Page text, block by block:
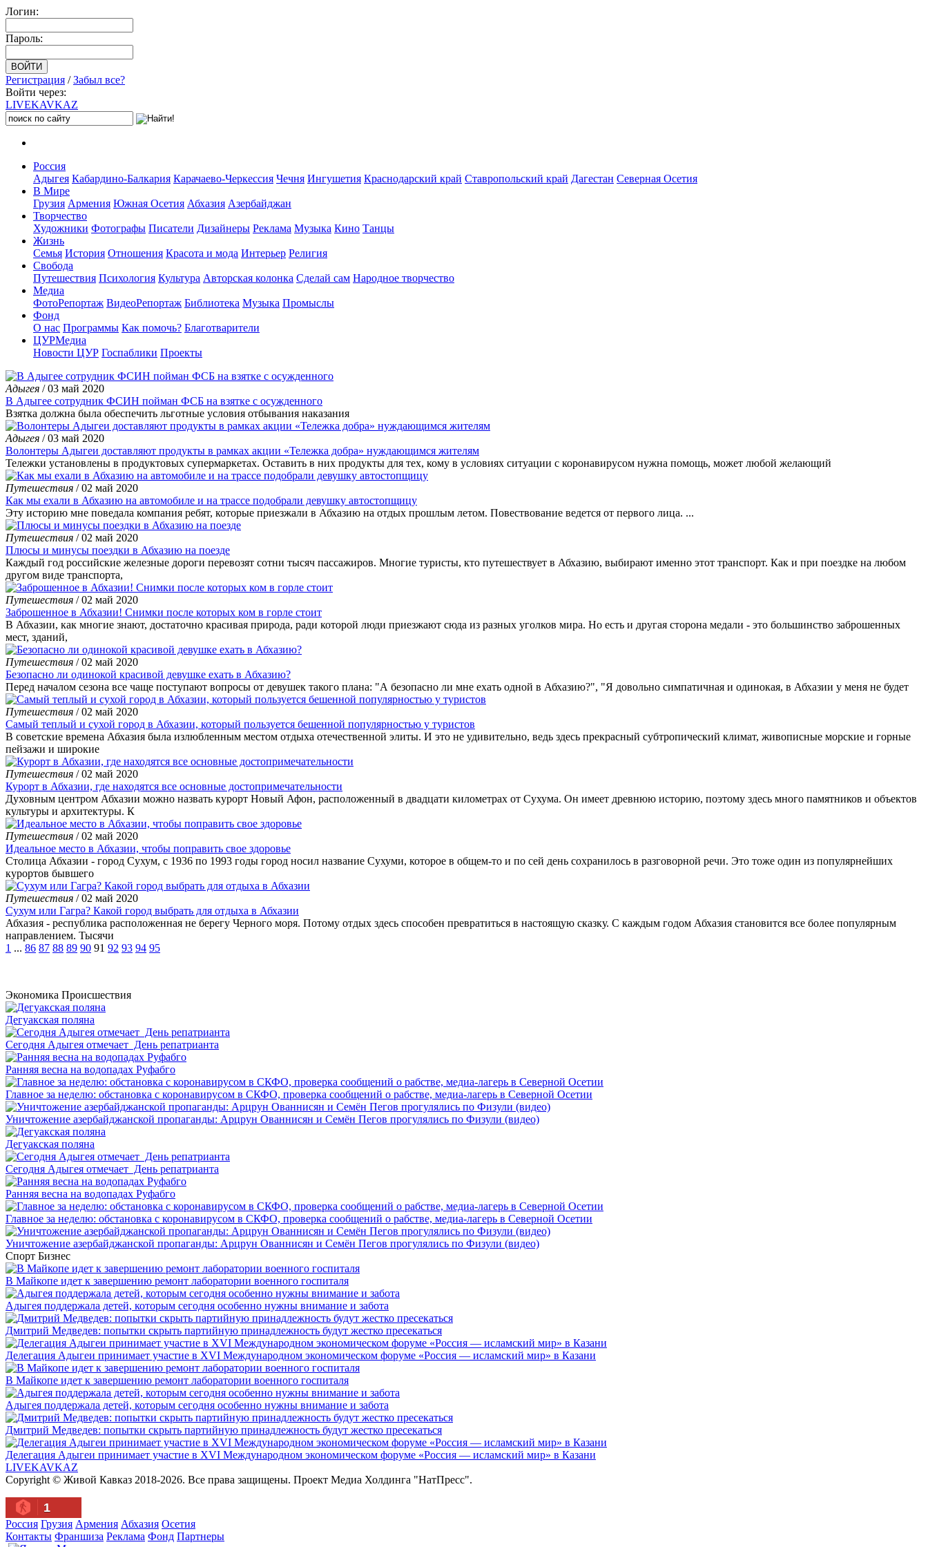
Логин:
Пароль:
Регистрация /Забыл все?
Войти через:
LIVEKAVKAZ
Россия
Адыгея Кабардино-Балкария Карачаево-Черкессия Чечня Ингушетия Краснодарский край Ставропольский край Дагестан Северная Осетия
В Мире
Грузия Армения Южная Осетия Абхазия Азербайджан
Творчество
Художники Фотографы Писатели Дизайнеры Реклама Музыка Кино Танцы
Жизнь
Семья История Отношения Красота и мода Интерьер Религия
Свобода
Путешествия Психология Культура Авторская колонка Сделай сам Народное творчество
Медиа
ФотоРепортаж ВидеоРепортаж Библиотека Музыка Промыслы
Фонд
О нас Программы Как помочь? Благотварители
ЦУРМедиа
Новости ЦУР Госпаблики Проекты
Адыгея / 03 май 2020
В Адыгее сотрудник ФСИН пойман ФСБ на взятке с осужденного
Взятка должна была обеспечить льготные условия отбывания наказания
Адыгея / 03 май 2020
Волонтеры Адыгеи доставляют продукты в рамках акции «Тележка добра» нуждающимся жителям
Тележки установлены в продуктовых супермаркетах. Оставить в них продукты для тех, кому в условиях ситуации с коронавирусом нужна помощь, может любой желающий
Путешествия / 02 май 2020
Как мы ехали в Абхазию на автомобиле и на трассе подобрали девушку автостопщицу
Эту историю мне поведала компания ребят, которые приезжали в Абхазию на отдых прошлым летом. Повествование ведется от первого лица. ...
Путешествия / 02 май 2020
Плюсы и минусы поездки в Абхазию на поезде
Каждый год российские железные дороги перевозят сотни тысяч пассажиров. Многие туристы, кто путешествует в Абхазию, выбирают именно этот транспорт. Как и при поездке на любом
другом виде транспорта,
Путешествия / 02 май 2020
Заброшенное в Абхазии! Снимки после которых ком в горле стоит
В Абхазии, как многие знают, достаточно красивая природа, ради которой люди приезжают сюда из разных уголков мира. Но есть и другая сторона медали - это большинство заброшенных
мест, зданий,
Путешествия / 02 май 2020
Безопасно ли одинокой красивой девушке ехать в Абхазию?
Перед началом сезона все чаще поступают вопросы от девушек такого плана: "А безопасно ли мне ехать одной в Абхазию?", "Я довольно симпатичная и одинокая, в Абхазии у меня не будет
Путешествия / 02 май 2020
Самый теплый и сухой город в Абхазии, который пользуется бешенной популярностью у туристов
В советские времена Абхазия была излюбленным местом отдыха отечественной элиты. И это не удивительно, ведь здесь прекрасный субтропический климат, живописные морские и горные
пейзажи и широкие
Путешествия / 02 май 2020
Курорт в Абхазии, где находятся все основные достопримечательности
Духовным центром Абхазии можно назвать курорт Новый Афон, расположенный в двадцати километрах от Сухума. Он имеет древнюю историю, поэтому здесь много памятников и объектов
культуры и архитектуры. К
Путешествия / 02 май 2020
Идеальное место в Абхазии, чтобы поправить свое здоровье
Столица Абхазии - город Сухум, с 1936 по 1993 годы город носил название Сухуми, которое в общем-то и по сей день сохранилось в разговорной речи. Это тоже один из популярнейших
курортов бывшего
Путешествия / 02 май 2020
Сухум или Гагра? Какой город выбрать для отдыха в Абхазии
Абхазия - республика расположенная не берегу Черного моря. Потому отдых здесь способен превратиться в настоящую сказку. С каждым годом Абхазия становится все более популярным
направлением. Тысячи
1 ... 86 87 88 89 90 91 92 93 94 95
Экономика Происшествия
Дегуакская поляна
Сегодня Адыгея отмечает День репатрианта
Ранняя весна на водопадах Руфабго
Главное за неделю: обстановка с коронавирусом в СКФО, проверка сообщений о рабстве, медиа-лагерь в Северной Осетии
Уничтожение азербайджанской пропаганды: Арцрун Ованнисян и Семён Пегов прогулялись по Физули (видео)
Дегуакская поляна
Сегодня Адыгея отмечает День репатрианта
Ранняя весна на водопадах Руфабго
Главное за неделю: обстановка с коронавирусом в СКФО, проверка сообщений о рабстве, медиа-лагерь в Северной Осетии
Уничтожение азербайджанской пропаганды: Арцрун Ованнисян и Семён Пегов прогулялись по Физули (видео)
Спорт Бизнес
В Майкопе идет к завершению ремонт лаборатории военного госпиталя
Адыгея поддержала детей, которым сегодня особенно нужны внимание и забота
Дмитрий Медведев: попытки скрыть партийную принадлежность будут жестко пресекаться
Делегация Адыгеи принимает участие в XVI Международном экономическом форуме «Россия — исламский мир» в Казани
В Майкопе идет к завершению ремонт лаборатории военного госпиталя
Адыгея поддержала детей, которым сегодня особенно нужны внимание и забота
Дмитрий Медведев: попытки скрыть партийную принадлежность будут жестко пресекаться
Делегация Адыгеи принимает участие в XVI Международном экономическом форуме «Россия — исламский мир» в Казани
LIVEKAVKAZ
Copyright © Живой Кавказ 2018-2026. Все права защищены. Проект Медиа Холдинга "НатПресс".
1
Россия Грузия Армения Абхазия Осетия
Контакты Франшиза Реклама Фонд Партнеры